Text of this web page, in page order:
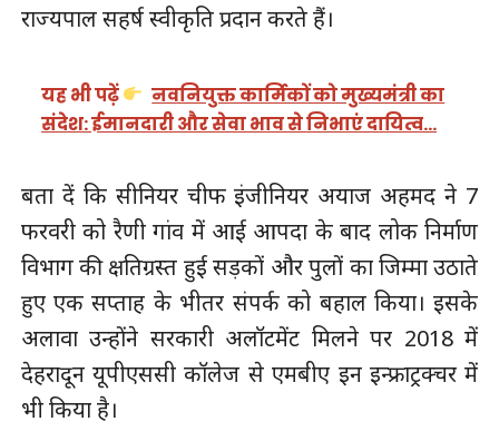
राज्यपाल सहर्ष स्वीकृति प्रदान करते हैं।
यह भी पढ़ें
नवनियुक्त कार्मिकों को मुख्यमंत्री का
संदेश: ईमानदारी और सेवा भाव से निभाएं दायित्व…
बता दें कि सीनियर चीफ इंजीनियर अयाज अहमद ने 7
फरवरी को रैणी गांव में आई आपदा के बाद लोक निर्माण
विभाग की क्षतिग्रस्त हुई सड़कों और पुलों का जिम्मा उठाते
हुए एक सप्ताह के भीतर संपर्क को बहाल किया। इसके
अलावा उन्होंने सरकारी अलॉटमेंट मिलने पर 2018 में
देहरादून यूपीएससी कॉलेज से एमबीए इन इन्फ्राट्रक्चर में
भी किया है।